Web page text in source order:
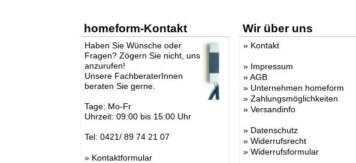
homeform-Kontakt
Haben Sie Wünsche oder
Fragen? Zögern Sie nicht, uns
anzurufen!
Unsere FachberaterInnen
beraten Sie gerne.
Tage: Mo-Fr
Uhrzeit: 09:00 bis 15:00 Uhr
Tel: 0421/ 89 74 21 07
» Kontaktformular
Wir über uns
» Kontakt
» Impressum
»AGB
» Unternehmen homeform
» Zahlungsmöglichkeiten
» Versandinfo
» Datenschutz
» Widerrufsrecht
» Widerrufsformular